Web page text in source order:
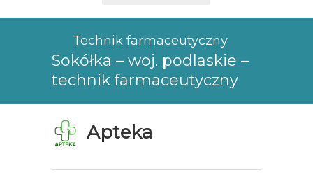
Technik farmaceutyczny
Sokółka – woj. podlaskie –
technik farmaceutyczny
Apteka